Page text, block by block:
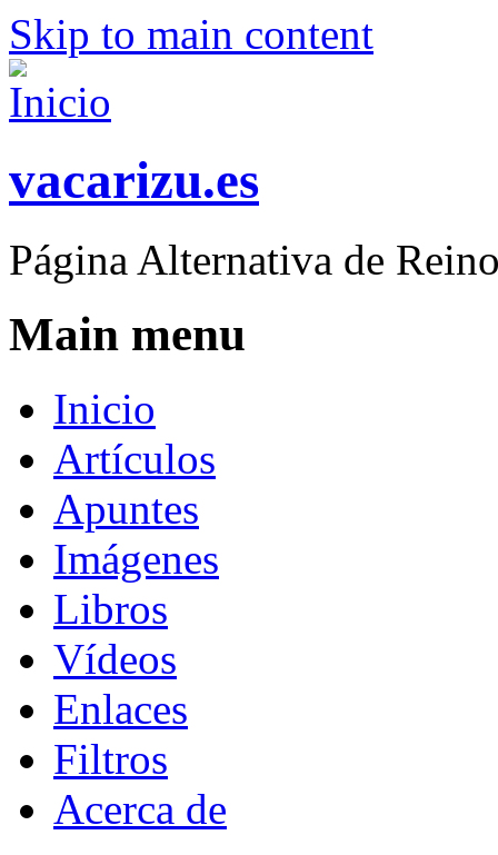
Skip to main content
vacarizu.es
Página Alternativa de
Main menu
Inicio
Artículos
Apuntes
Imágenes
Libros
Vídeos
Enlaces
Filtros
Acerca de